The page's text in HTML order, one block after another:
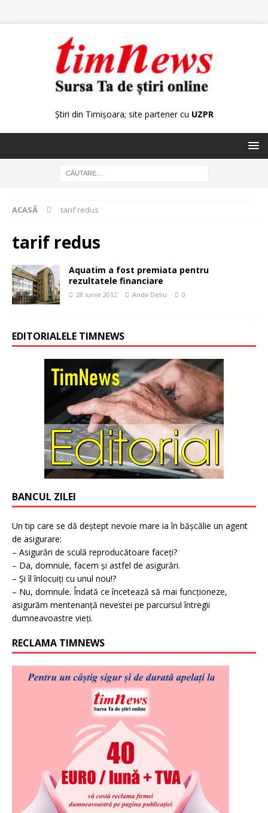
Știri din Timișoara; site partener cu UZPR
ACASĂ tarif redus
tarif redus
Aquatim a fost premiata pentru
rezultatele financiare
28 iunie 2012 Anda Deliu 0
EDITORIALELE TIMNEWS
BANCUL ZILEI
Un tip care se dă deștept nevoie mare ia în bășcălie un agent
de asigurare:
– Asigurări de sculă reproducătoare faceți?
– Da, domnule, facem și astfel de asigurări.
– Și îl înlocuiți cu unul nou!?
– Nu, domnule. Îndată ce încetează să mai funcționeze,
asigurăm mentenanță nevestei pe parcursul întregii
dumneavoastre vieți.
RECLAMA TIMNEWS